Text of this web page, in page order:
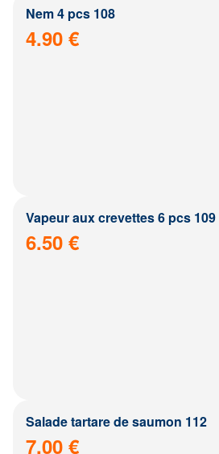
Nem 4 pcs 108
4.90 €
Vapeur aux crevettes 6 pcs 109
6.50 €
Salade tartare de saumon 112
7.00 €